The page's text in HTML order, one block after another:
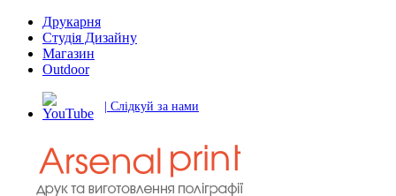
Друкарня
Студія Дизайну
Магазин
Outdoor
| Слідкуй за нами